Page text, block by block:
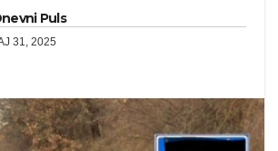
Puls
31, 2025